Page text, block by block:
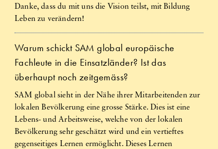
Danke, dass du mit uns die Vision teilst, mit Bildung
Leben zu verändern!
Warum schickt SAM global europäische
Fachleute in die Einsatzländer? Ist das
überhaupt noch zeitgemäss?
SAM global sieht in der Nähe ihrer Mitarbeitenden zur
lokalen Bevölkerung eine grosse Stärke. Dies ist eine
Lebens- und Arbeitsweise, welche von der lokalen
Bevölkerung sehr geschätzt wird und ein vertieftes
gegenseitiges Lernen ermöglicht. Dieses Lernen